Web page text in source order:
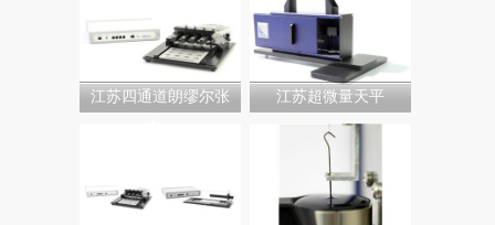
江苏四通道朗缪尔张
江苏超微量天平